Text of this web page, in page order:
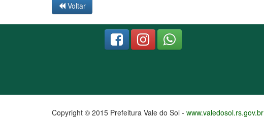
Voltar
Copyright © 2015 Prefeitura Vale do Sol - www.valedosol.rs.gov.br